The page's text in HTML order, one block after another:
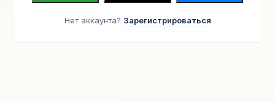
Нет аккаунта? Зарегистрироваться